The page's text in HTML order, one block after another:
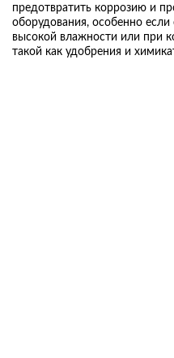
предотвратить коррозию и
оборудования, особенно если
высокой влажности или при
такой как удобрения и